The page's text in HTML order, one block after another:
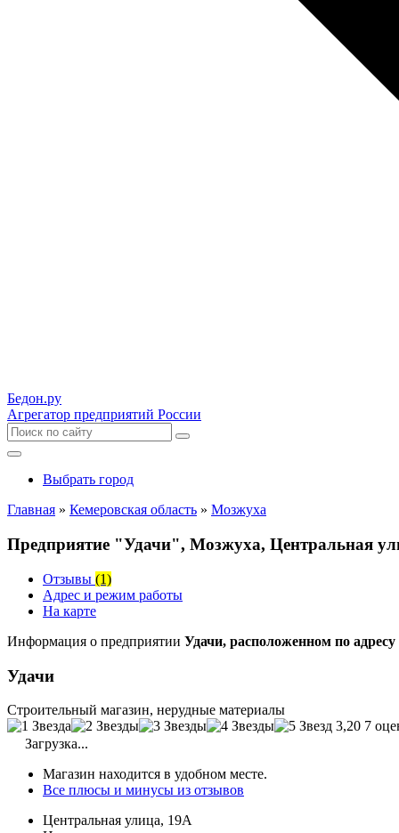
Бедон.ру
Агрегатор предприятий России
Выбрать город
Главная » Кемеровская область » Мозжуха
Предприятие "Удачи", Мозжуха, Центральная
Отзывы (1)
Адрес и режим работы
На карте
Информация о предприятии Удачи, расположенном по
Удачи
Строительный магазин, нерудные материалы
3,20 7
Загрузка...
Магазин находится в удобном месте.
Все плюсы и минусы из отзывов
Центральная улица, 19А